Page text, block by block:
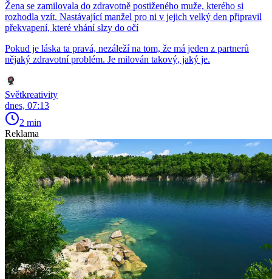
Žena se zamilovala do zdravotně postiženého muže, kterého si
rozhodla vzít. Nastávající manžel pro ni v jejich velký den připravil
překvapení, které vhání slzy do očí
Pokud je láska ta pravá, nezáleží na tom, že má jeden z partnerů
nějaký zdravotní problém. Je milován takový, jaký je.
Světkreativity
dnes, 07:13
2 min
Reklama